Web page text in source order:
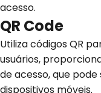
acesso.
QR Code
Utiliza códigos QR
usuários,
de acesso, que
dispositivos móveis.